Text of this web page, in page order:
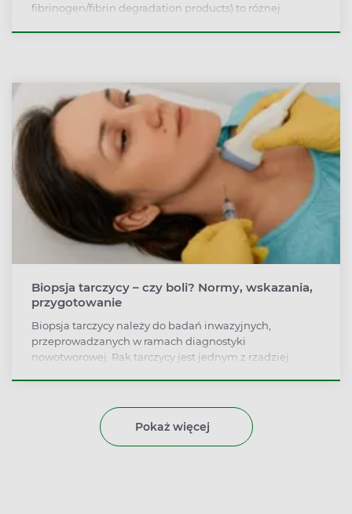
fibrinogen/fibrin degradation products) to różnej
płucnej. Wzrost stężenia produktów degradacji
fibrynogenu/fibryn obserwuje się w stanach
przebiegających ze wzmożonym powstawaniem
zakrzepów i nasileniem procesów fibrynolizy.
Biopsja tarczycy – czy boli? Normy, wskazania,
przygotowanie
Biopsja tarczycy należy do badań inwazyjnych,
przeprowadzanych w ramach diagnostyki
nowotworowej. Rak tarczycy jest jednym z rzadziej
wykrywany na dość późnym etapie. Przeprowadzenie
biopsji, zaliczanej do tzw. badań histopatologicznych,
pozwala na potwierdzenie obecności zmian
Pokaż więcej